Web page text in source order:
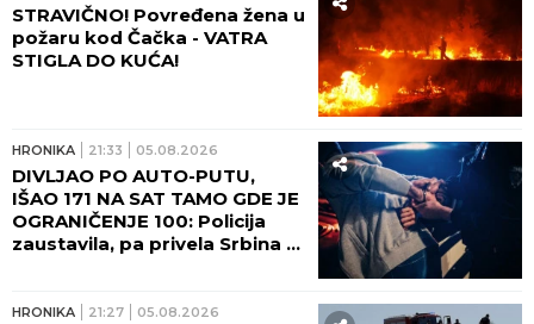
STRAVIČNO! Povređena žena u
požaru kod Čačka - VATRA
STIGLA DO KUĆA!
HRONIKA 21:33 05.08.2026
DIVLJAO PO AUTO-PUTU,
IŠAO 171 NA SAT TAMO GDE JE
OGRANIČENJE 100: Policija
zaustavila, pa privela Srbina u
HRONIKA 21:27 05.08.2026